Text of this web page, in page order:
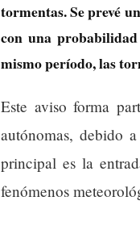
tormentas. Se prevé
con una
mismo período, las
Este aviso forma
autónomas, debido
principal es la
fenómenos